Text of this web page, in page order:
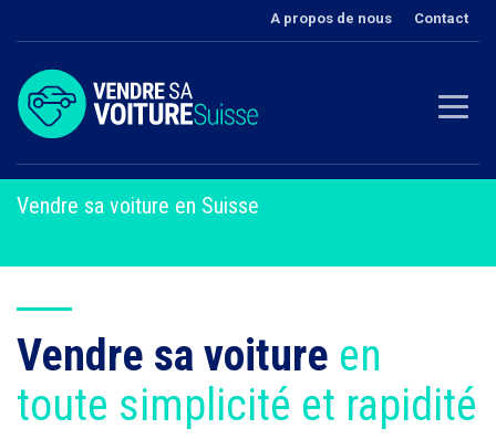
A propos de nous Contact
Vendre sa voiture en Suisse
Vendre sa voiture en
toute simplicité et rapidité